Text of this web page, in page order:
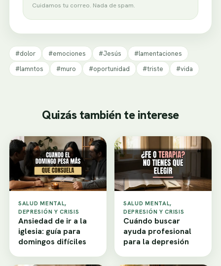
Cuidamos tu correo. Nada de spam.
#dolor #emociones #Jesús
#lamentaciones
#lamntos
#muro #oportunidad #triste #vida
Quizás también te interese
SALUD MENTAL,
DEPRESIÓN Y CRISIS
Ansiedad de ir a la
iglesia: guía para
domingos difíciles
SALUD MENTAL,
DEPRESIÓN Y CRISIS
Cuándo buscar
ayuda profesional
para la depresión